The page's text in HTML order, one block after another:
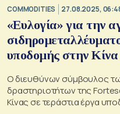
COMMODITIES 27.08.2025,
«Ευλογία» για την
υποδομής στην Κίνα
Ο διευθύνων σύμβουλος
δραστηριοτήτων της
Κίνας σε τεράστια έργα